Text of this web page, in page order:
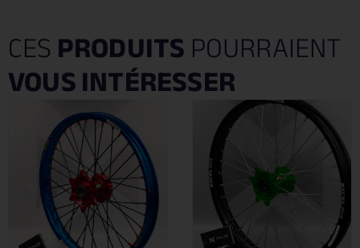
CESPRODUITSPOURRAIENT
VOUS INTÉRESSER